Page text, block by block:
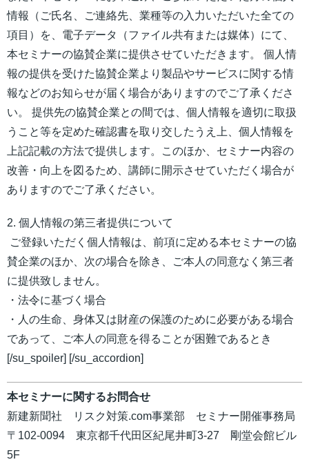
情報（ご氏名、ご連絡先、業種等の入力いただいた全ての
項目）を、電子データ（ファイル共有または媒体）にて、
本セミナーの協賛企業に提供させていただきます。 個人情
報の提供を受けた協賛企業より製品やサービスに関する情
報などのお知らせが届く場合がありますのでご了承くださ
い。 提供先の協賛企業との間では、個人情報を適切に取扱
うこと等を定めた確認書を取り交したうえ上、個人情報を
上記記載の方法で提供します。このほか、セミナー内容の
改善・向上を図るため、講師に開示させていただく場合が
ありますのでご了承ください。
2. 個人情報の第三者提供について
ご登録いただく個人情報は、前項に定める本セミナーの協
賛企業のほか、次の場合を除き、ご本人の同意なく第三者
に提供致しません。
・法令に基づく場合
・人の生命、身体又は財産の保護のために必要がある場合
であって、ご本人の同意を得ることが困難であるとき
[/su_spoiler] [/su_accordion]
本セミナーに関するお問合せ
新建新聞社 リスク対策.com事業部 セミナー開催事務局
〒102-0094 東京都千代田区紀尾井町3-27 剛堂会館ビル
5F